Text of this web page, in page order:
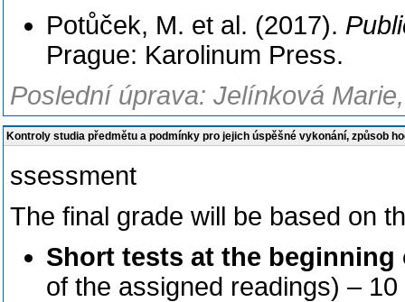
Potůček, M. et al. (2017).
Prague: Karolinum Press.
Poslední úprava: Jelínková
Kontroly studia předmětu a podmínky pro jejich úspěšné vykonání, způsob
ssessment
The final grade will be based on
Short tests at the beginning
of the assigned readings) –